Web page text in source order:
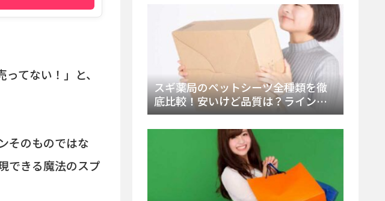
てない！」と、
そのものではな
できる魔法のスプ
スギ薬局のペットシーツ全種類を徹
底比較！安いけど品質は？ラインナ
ップと販売店（Amazon・楽天含む）
をチェック